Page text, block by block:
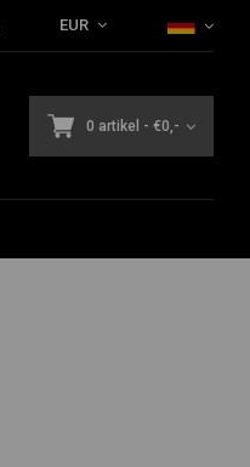
EUR
0 artikel - €0,-